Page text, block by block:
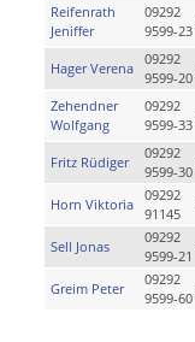
Reifenrath
Jeniffer
09292
9599-23
Hager Verena
09292
9599-20
Zehendner
Wolfgang
09292
9599-33
Fritz Rüdiger
09292
9599-30
Horn Viktoria
09292
91145
Sell Jonas
09292
9599-21
Greim Peter
09292
9599-60